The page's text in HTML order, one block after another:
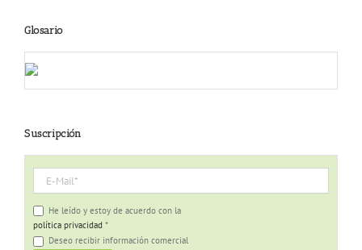
Glosario
Suscripción
He leído y estoy de acuerdo con la
política privacidad *
Deseo recibir información comercial